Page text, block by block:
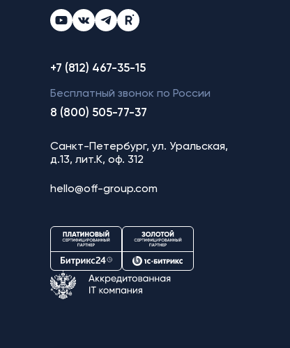
+7 (812) 467-35-15
Бесплатный звонок по России
8 (800) 505-77-37
Санкт-Петербург, ул. Уральская,
д.13, лит.К, оф. 312
hello@off-group.com